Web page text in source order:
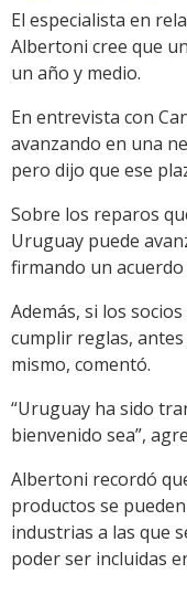
El especialista en
Albertoni cree que
un año y medio.
En entrevista con
avanzando en una
pero dijo que ese
Sobre los reparos
Uruguay puede
firmando un acuerdo
Además, si los
cumplir reglas,
mismo, comentó.
“Uruguay ha sido
bienvenido sea”,
Albertoni recordó
productos se
industrias a las que
poder ser incluidas